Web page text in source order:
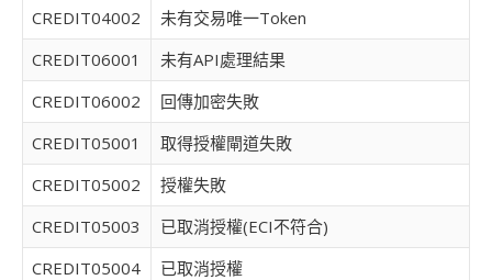
CREDIT04002
未有交易唯一Token
CREDIT06001
未有API處理結果
CREDIT06002
回傳加密失敗
CREDIT05001
取得授權閘道失敗
CREDIT05002
授權失敗
CREDIT05003
已取消授權(ECI不符合)
CREDIT05004
已取消授權